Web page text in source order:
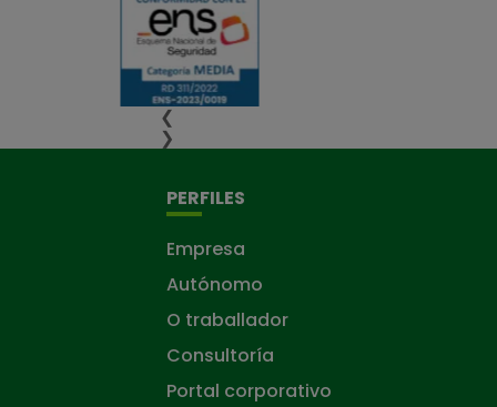
❮
❯
PERFILES
Empresa
Autónomo
O traballador
Consultoría
Portal corporativo